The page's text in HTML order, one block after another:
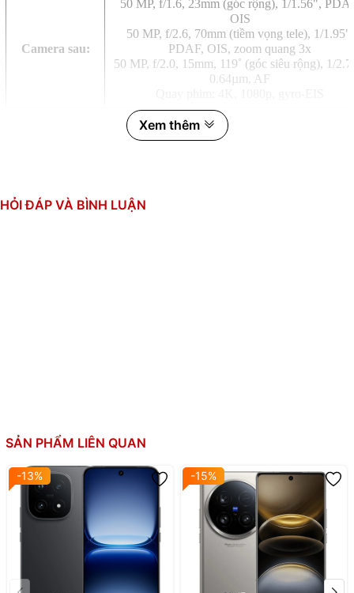
Camera sau:
50 MP, f/1.6, 23mm (góc rộng), 1/1.56",
OIS
50 MP, f/2.6, 70mm (tiềm vọng tele), 1/1.95",
PDAF, OIS, zoom quang 3x
50 MP, f/2.0, 15mm, 119˚ (góc siêu rộng), 1/
0.64µm, AF
32 MP, f/2.0, 20mm (góc siêu rộng), HDR
Quay phim: 4K@30/60fps, 1080p@30/60fps
📱 Vivo X200 –
Dimensity 9400 –
Xem thêm
HỎI ĐÁP VÀ BÌNH LUẬN
SẢN PHẨM LIÊN QUAN
-13% -15%